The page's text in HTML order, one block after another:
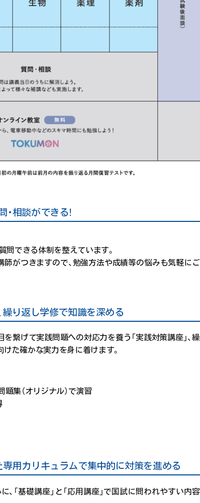
相談ができる！
できる体制を整えています。
がつきますので、勉強方法や成績等の悩みも気軽に
繰り返し学修で知識を深める
を繋げて実践問題への対応力を養う「実践対策講座」、
けた確かな実力を身に着けます。
集（オリジナル）で演習
専用カリキュラムで集中的に対策を進める
「基礎講座」と「応用講座」で国試に問われやすい内